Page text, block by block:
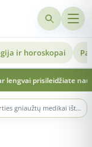
ir horoskopai
naujus žmones
Neeilinė operacija Akmenėje: iš mirties gniaužtų medikai ištraukė jau mėlynuoti pradėjusį 54-erių vyrą